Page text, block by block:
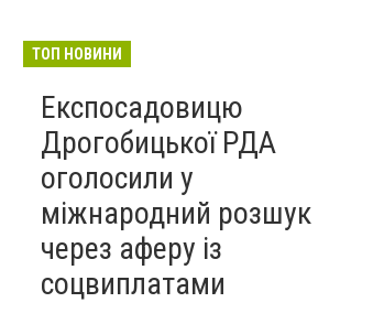
ТОП НОВИНИ
Експосадовицю
Дрогобицької РДА
оголосили у
міжнародний розшук
через аферу із
соцвиплатами